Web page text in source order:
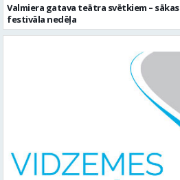
Valmiera gatava teātra svētkiem –
festivāla nedēļa